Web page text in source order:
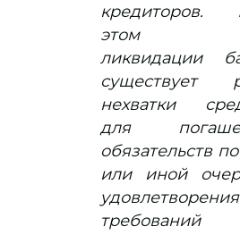
кредиторов.
этом
ликвидации
существует
нехватки
для
обязательств
или иной
удовлетворения
требований